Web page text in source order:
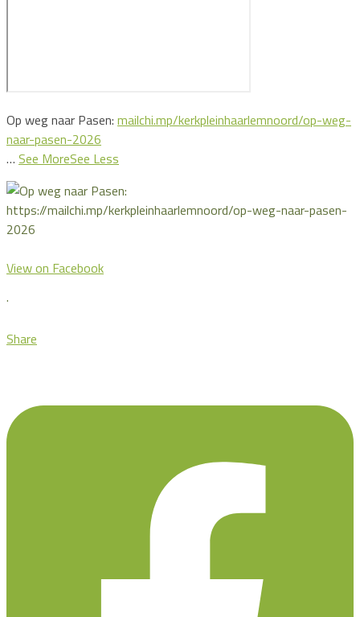
Op weg naar Pasen: mailchi.mp/kerkpleinhaarlemnoord/op-weg-
naar-pasen-2026
… See MoreSee Less
View on Facebook
·
Share